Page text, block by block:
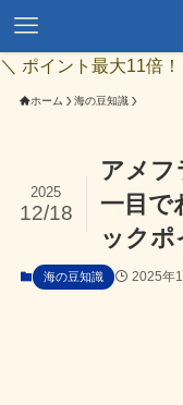
＼ ポイント最大11倍！
ホーム 海の豆知識
アメ
一目で
ックポ
2025
12/18
海の豆知識 2025年